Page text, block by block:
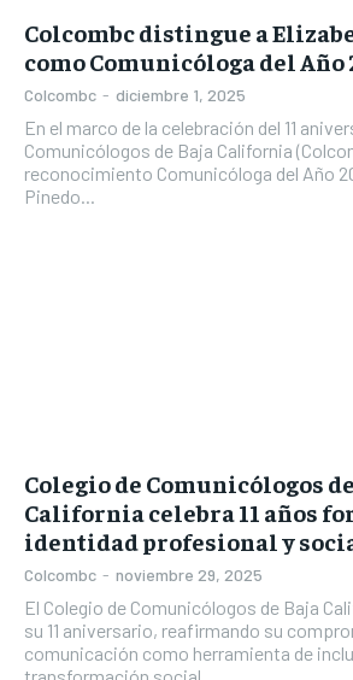
Colcombc distingue a
como Comunicóloga del Año
Colcombc - diciembre 1, 2025
En el marco de la celebración del 11
Comunicólogos de Baja California
reconocimiento Comunicóloga del Año
Pinedo...
Colegio de Comunicólogos
California celebra 11 años
identidad profesional y
Colcombc - noviembre 29, 2025
El Colegio de Comunicólogos de Baja
su 11 aniversario, reafirmando su
comunicación como herramienta de